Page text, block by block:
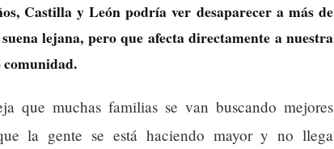
Castilla y León podría ver desaparecer a más de
lejana, pero que afecta directamente a nuestra
que muchas familias se van buscando mejores
la gente se está haciendo mayor y no llega